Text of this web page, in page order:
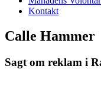
Kontakt
Calle Hammer
Sagt om reklam i